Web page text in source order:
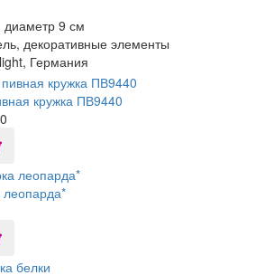
диаметр 9 см
декоративные элементы
Германия
кружка ПВ9440